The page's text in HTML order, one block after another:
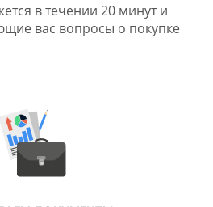
в течении 20 минут и
вас вопросы о покупке